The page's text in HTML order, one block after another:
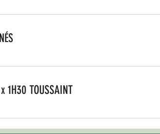
1H30 TOUSSAINT